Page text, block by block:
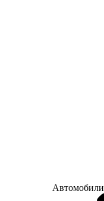
Автомобили